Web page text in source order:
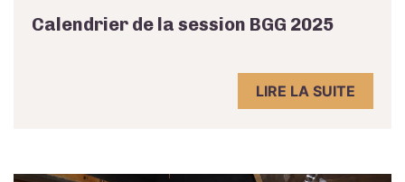
Calendrier de la session BGG 2025
LIRE LA SUITE